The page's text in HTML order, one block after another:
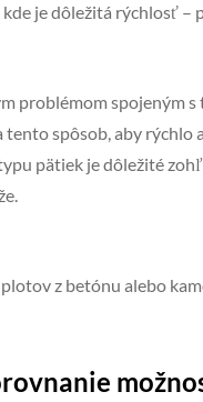
je dôležitá rýchlosť
problémom spojeným
spôsob, aby rýchlo
pätiek je dôležité
z betónu alebo